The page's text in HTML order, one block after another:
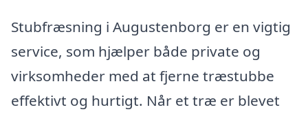
Stubfræsning i Augustenborg er en vigtig
service, som hjælper både private og
virksomheder med at fjerne træstubbe
effektivt og hurtigt. Når et træ er blevet